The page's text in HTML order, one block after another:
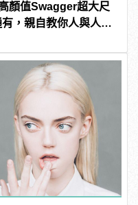
顏值Swagger超大尺
，親自教你人與人的